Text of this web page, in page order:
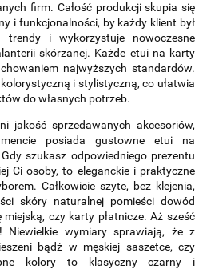
firm. Całość produkcji skupia się
i funkcjonalności, by każdy klient był
trendy i wykorzystuje nowoczesne
skórzanej. Każde etui na karty
najwyższych standardów.
i stylistyczną, co ułatwia
do własnych potrzeb.
jakość sprzedawanych akcesoriów,
posiada gustowne etui na
szukasz odpowiedniego prezentu
Ci osoby, to eleganckie i praktyczne
Całkowicie szyte, bez klejenia,
skóry naturalnej pomieści dowód
czy karty płatnicze. Aż sześć
Niewielkie wymiary sprawiają, że z
bądź w męskiej saszetce, czy
kolory to klasyczny czarny i